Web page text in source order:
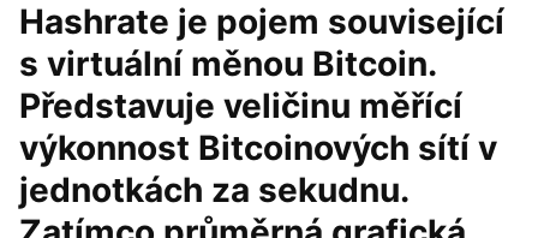
Hashrate je pojem související
s virtuální měnou Bitcoin.
Představuje veličinu měřící
výkonnost Bitcoinových sítí v
jednotkách za sekudnu.